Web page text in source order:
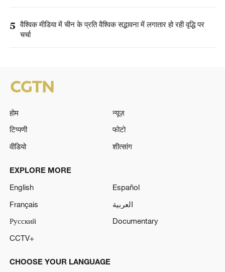
5 वैश्विक मीडिया में चीन के प्रति वैश्विक सद्भावना में लगातार हो रही वृद्धि पर
चर्चा
होम
न्यूज़
टिप्पणी
फोटो
वीडियो
शीत्सांग
EXPLORE MORE
English
Español
Français
العربية
Русский
Documentary
CCTV+
CHOOSE YOUR LANGUAGE